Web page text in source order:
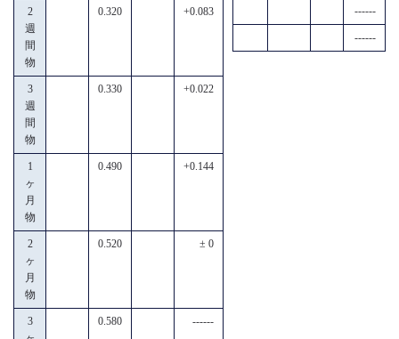
2
週
間
物
0.320 +0.083
3
週
間
物
0.330 +0.022
1
ヶ
月
物
0.490 +0.144
2
ヶ
月
物
0.520 ± 0
3
0.580 ------
------
------